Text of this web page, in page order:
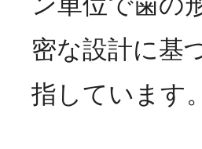
密な設計に基
指しています。